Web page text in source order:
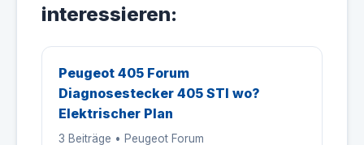
interessieren:
Peugeot 405 Forum
Diagnosestecker 405 STI wo?
Elektrischer Plan
3 Beiträge • Peugeot Forum